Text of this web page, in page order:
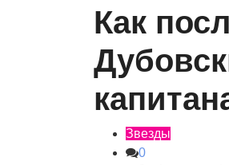
Как
Звезды
0